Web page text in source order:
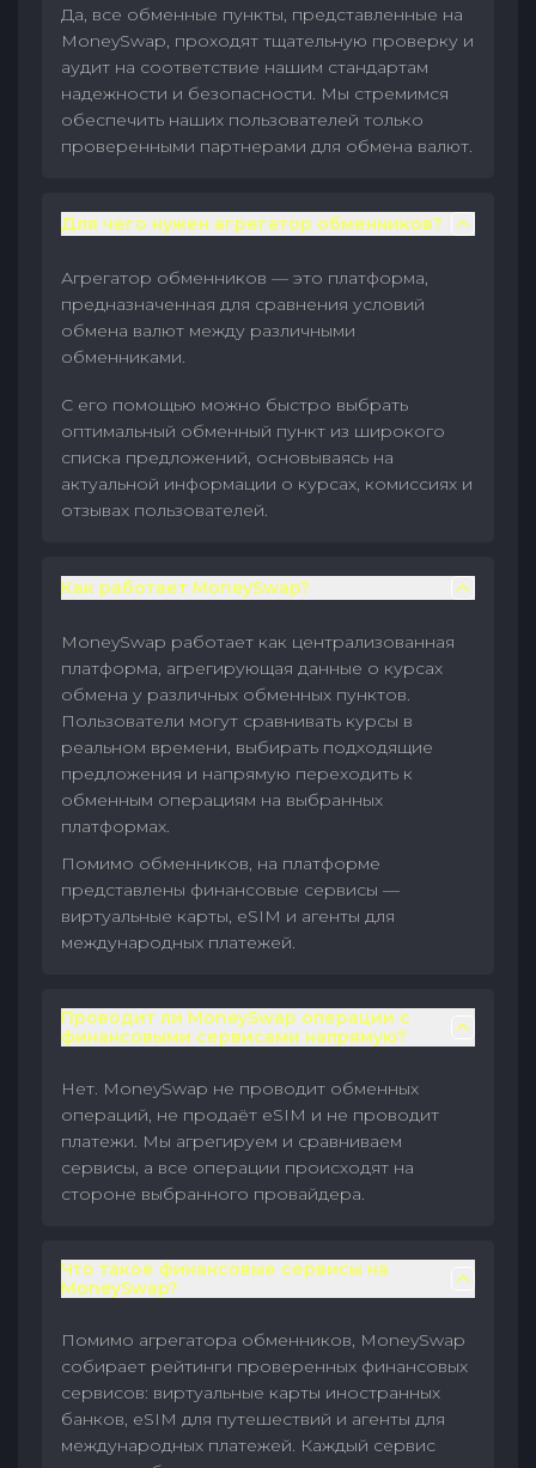
Да, все обменные пункты, представленные на
MoneySwap, проходят тщательную проверку и
аудит на соответствие нашим стандартам
надежности и безопасности. Мы стремимся
обеспечить наших пользователей только
проверенными партнерами для обмена валют.
Для чего нужен агрегатор обменников?
Агрегатор обменников — это платформа,
предназначенная для сравнения условий
обмена валют между различными
обменниками.
С его помощью можно быстро выбрать
оптимальный обменный пункт из широкого
списка предложений, основываясь на
актуальной информации о курсах, комиссиях и
отзывах пользователей.
Как работает MoneySwap?
MoneySwap работает как централизованная
платформа, агрегирующая данные о курсах
обмена у различных обменных пунктов.
Пользователи могут сравнивать курсы в
реальном времени, выбирать подходящие
предложения и напрямую переходить к
обменным операциям на выбранных
платформах.
Помимо обменников, на платформе
представлены финансовые сервисы —
виртуальные карты, eSIM и агенты для
международных платежей.
Проводит ли MoneySwap операции с
финансовыми сервисами напрямую?
Нет. MoneySwap не проводит обменных
операций, не продаёт eSIM и не проводит
платежи. Мы агрегируем и сравниваем
сервисы, а все операции происходят на
стороне выбранного провайдера.
Что такое финансовые сервисы на
MoneySwap?
Помимо агрегатора обменников, MoneySwap
собирает рейтинги проверенных финансовых
сервисов: виртуальные карты иностранных
банков, eSIM для путешествий и агенты для
международных платежей. Каждый сервис